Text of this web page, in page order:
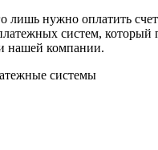
лишь нужно оплатить
систем, который
нашей компании.
системы